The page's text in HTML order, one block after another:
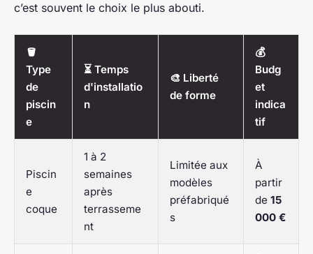
c’est souvent le choix le plus abouti.
🪣
Type
de
piscin
e
⏳ Temps
d'installatio
n
🎨 Liberté
de forme
💰
Budg
et
indica
tif
Piscin
e
coque
1 à 2
semaines
après
terrasseme
nt
Limitée aux
modèles
préfabriqué
s
À
partir
de 15
000 €